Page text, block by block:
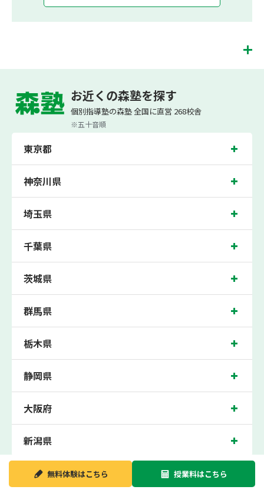
数・英語・国語）[個別]とDOJO[集団]、中学生は5科目（数学・英語・国語・理
科・社会）、高校生は7科目（数学・英語・国語[古典・現代文]・理科[物理・化
学・生物・地学]・地理歴史・公民・小論文）を提供しています。
また、個別指導塾「森塾」では「成績保証制度」を提供しており、高校生の入塾後
満でご入塾の場合、受講科目が1科目で+20点以上。60点以上でご入塾の場合、そ
上がらなければ、3学期目の対象科目授業料を全額免除し、1学期間無料で指導させ
ていただきます。＊定期テストの一科目あたりの満点数が100点でない地域では、
100点満点に換算した場合の上記 記載点数相当の内容を保証させていただきます。
扇中学校、馬宮中学校、大宮西中学校、太平中学校の各中学校の生徒さん、大宮光
指扇近くの塾・個別指導塾。埼玉県さいたま市西区の小学生・中学生・高校生の成
績アップの塾・個別指導塾なら「森塾 指扇校」へ。
埼玉県さいたま市西区の保護者の方や生徒さんにクチコミで絶大な評価をいただい
番などがございます。JR川越線指扇駅下車徒歩1分に位置する塾・個別指導塾で
問合わせをいただいております。無料体験受付中です！
お近くの森塾を探す
個別指導塾の森塾 全国に直営 268校舎
※五十音順
東京都
神奈川県
埼玉県
千葉県
茨城県
群馬県
栃木県
静岡県
大阪府
新潟県
無料体験はこちら 授業料はこちら